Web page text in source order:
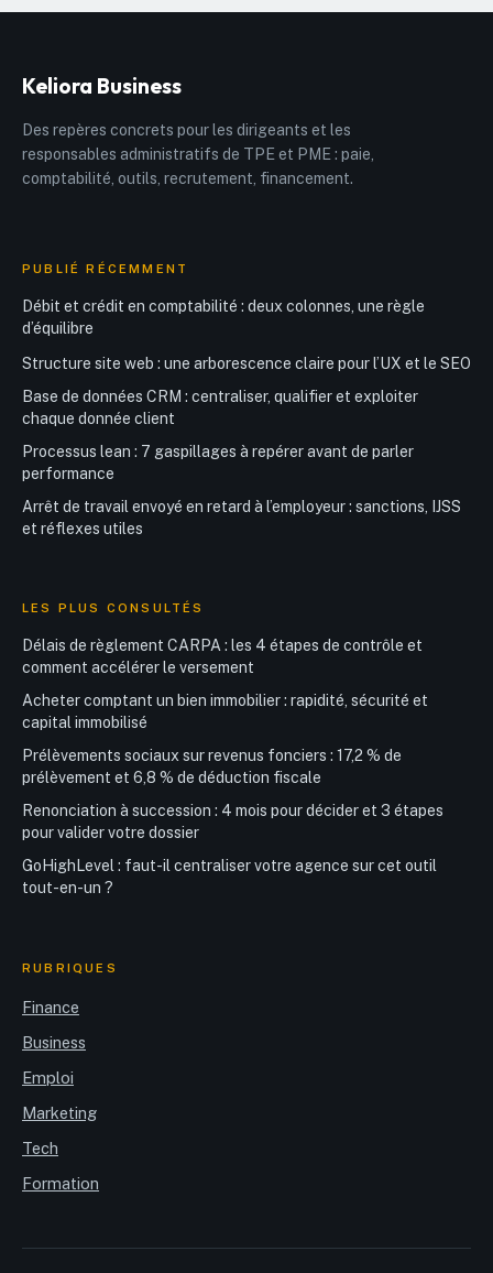
Keliora Business
Des repères concrets pour les dirigeants et les
responsables administratifs de TPE et PME : paie,
comptabilité, outils, recrutement, financement.
PUBLIÉ RÉCEMMENT
Débit et crédit en comptabilité : deux colonnes, une règle
d’équilibre
Structure site web : une arborescence claire pour l’UX et le SEO
Base de données CRM : centraliser, qualifier et exploiter
chaque donnée client
Processus lean : 7 gaspillages à repérer avant de parler
performance
Arrêt de travail envoyé en retard à l’employeur : sanctions, IJSS
et réflexes utiles
LES PLUS CONSULTÉS
Délais de règlement CARPA : les 4 étapes de contrôle et
comment accélérer le versement
Acheter comptant un bien immobilier : rapidité, sécurité et
capital immobilisé
Prélèvements sociaux sur revenus fonciers : 17,2 % de
prélèvement et 6,8 % de déduction fiscale
Renonciation à succession : 4 mois pour décider et 3 étapes
pour valider votre dossier
GoHighLevel : faut-il centraliser votre agence sur cet outil
tout-en-un ?
RUBRIQUES
Finance
Business
Emploi
Marketing
Tech
Formation